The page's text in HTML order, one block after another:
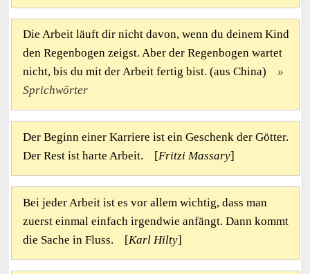
Die Arbeit läuft dir nicht davon, wenn du deinem Kind
den Regenbogen zeigst. Aber der Regenbogen wartet
nicht, bis du mit der Arbeit fertig bist. (aus China)
Sprichwörter
Der Beginn einer Karriere ist ein Geschenk der Götter.
Der Rest ist harte Arbeit. [Fritzi Massary]
Bei jeder Arbeit ist es vor allem wichtig, dass man
zuerst einmal einfach irgendwie anfängt. Dann kommt
die Sache in Fluss. [Karl Hilty]